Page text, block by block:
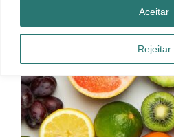
Rejeitar
Aceitar